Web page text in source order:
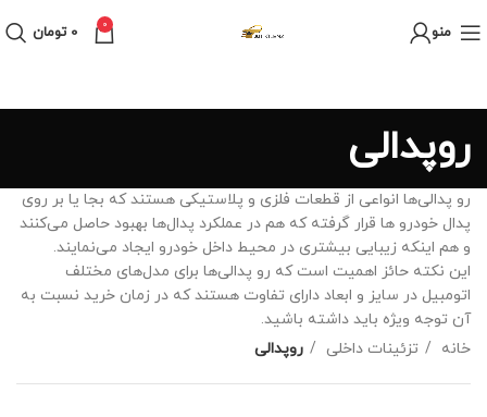
منو 0
0 تومان
روپدالی‌
رو پدالی‌ها انواعی از قطعات فلزی و پلاستیکی هستند که بجا یا بر روی
پدال خودرو ها قرار گرفته که هم در عملکرد پدال‌ها بهبود حاصل می‌کنند
و هم اینکه زیبایی بیشتری در محیط داخل خودرو ایجاد می‌نمایند.
این نکته حائز اهمیت است که رو پدالی‌ها برای مدل‌های مختلف
اتومبیل در سایز و ابعاد دارای تفاوت هستند که در زمان خرید نسبت به
آن توجه ویژه باید داشته باشید.
خانه
تزئینات داخلی روپدالی‌